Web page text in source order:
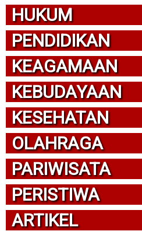
HUKUM
PENDIDIKAN
KEAGAMAAN
KEBUDAYAAN
KESEHATAN
OLAHRAGA
PARIWISATA
PERISTIWA
ARTIKEL